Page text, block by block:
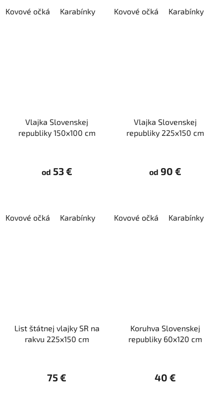
Kovové očká Karabínky Kovové očká Karabínky
Vlajka Slovenskej
republiky 150x100 cm
od 53 €
Kovové očká Karabínky
Vlajka Slovenskej
republiky 225x150 cm
od 90 €
Kovové očká Karabínky
List štátnej vlajky SR na
rakvu 225x150 cm
75 €
Koruhva Slovenskej
republiky 60x120 cm
40 €